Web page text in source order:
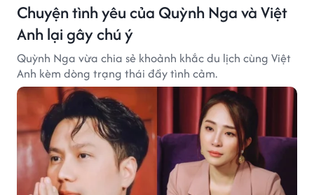
Chuyện tình yêu của Quỳnh Nga và Việt
Anh lại gây chú ý
Quỳnh Nga vừa chia sẻ khoảnh khắc du lịch cùng Việt
Anh kèm dòng trạng thái đầy tình cảm.